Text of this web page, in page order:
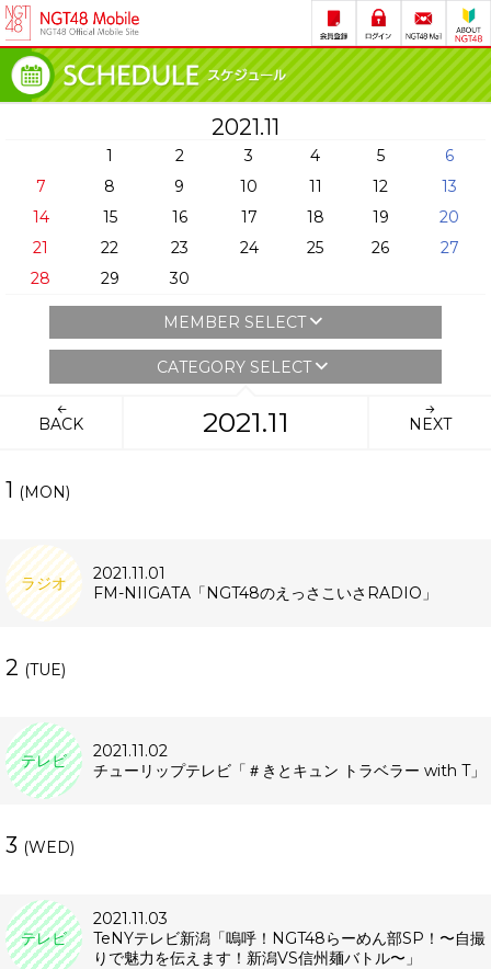
2021.11
1 2 3 4 5
6
7
8 9 10 11 12
13
14
15 16 17 18 19
20
21
22 23 24 25 26
27
28
29 30
MEMBER SELECT
CATEGORY SELECT
BACK 2021.11 NEXT
1 (MON)
ラジオ
2021.11.01
FM-NIIGATA「NGT48のえっさこいさRADIO」
2 (TUE)
テレビ
2021.11.02
チューリップテレビ「＃きとキュン トラベラー with T」
3 (WED)
テレビ
2021.11.03
TeNYテレビ新潟「嗚呼！NGT48らーめん部SP！〜自撮
りで魅力を伝えます！新潟VS信州麺バトル〜」